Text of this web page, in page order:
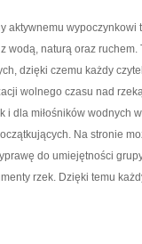
aktywnemu wypoczynkowi
wodą, naturą oraz ruchem.
dzięki czemu każdy
wolnego czasu nad
i dla miłośników wodnych
Na stronie
do umiejętności
rzek. Dzięki temu